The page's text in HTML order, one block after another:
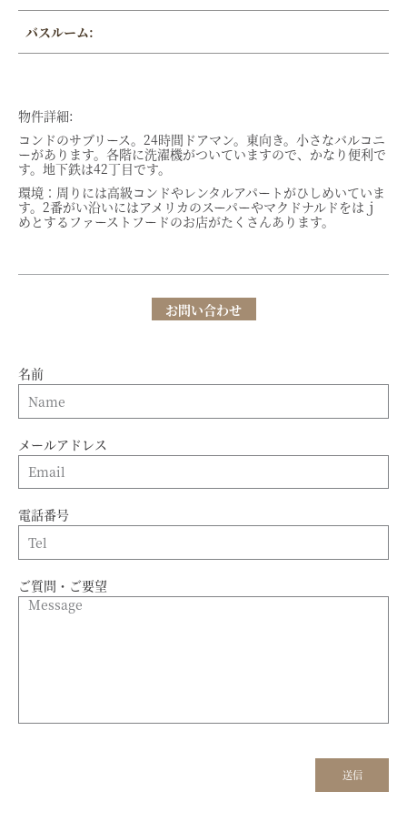
バスルーム:
物件詳細:
コンドのサブリース。24時間ドアマン。東向き。小さなバルコニ
ーがあります。各階に洗濯機がついていますので、かなり便利で
す。地下鉄は42丁目です。
環境：周りには高級コンドやレンタルアパートがひしめいていま
す。2番がい沿いにはアメリカのスーパーやマクドナルドをはｊ
めとするファーストフードのお店がたくさんあります。
お問い合わせ
名前
メールアドレス
電話番号
ご質問・ご要望